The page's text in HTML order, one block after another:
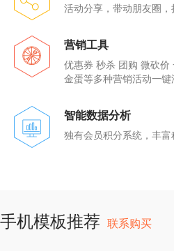
活动分享，带动朋友圈
营销工具
优惠券 秒杀 团购 微砍
金蛋等多种营销活动一键
智能数据分析
独有会员积分系统，丰
手机模板推荐 联系购买